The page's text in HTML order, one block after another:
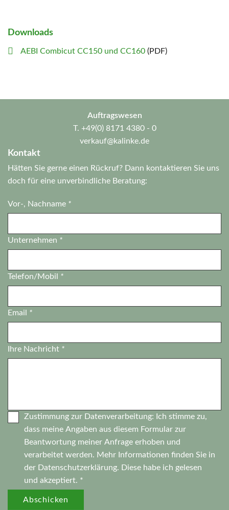
Downloads
AEBI Combicut CC150 und CC160 (PDF)
Auftragswesen
T. +49(0) 8171 4380 - 0
verkauf@kalinke.de
Kontakt
Hätten Sie gerne einen Rückruf? Dann kontaktieren Sie uns
doch für eine unverbindliche Beratung:
Vor-, Nachname *
Unternehmen *
Telefon/Mobil *
Email *
Ihre Nachricht *
Zustimmung zur Datenverarbeitung: Ich stimme zu,
dass meine Angaben aus diesem Formular zur
Beantwortung meiner Anfrage erhoben und
verarbeitet werden. Mehr Informationen finden Sie in
der Datenschutzerklärung. Diese habe ich gelesen
und akzeptiert. *
Abschicken